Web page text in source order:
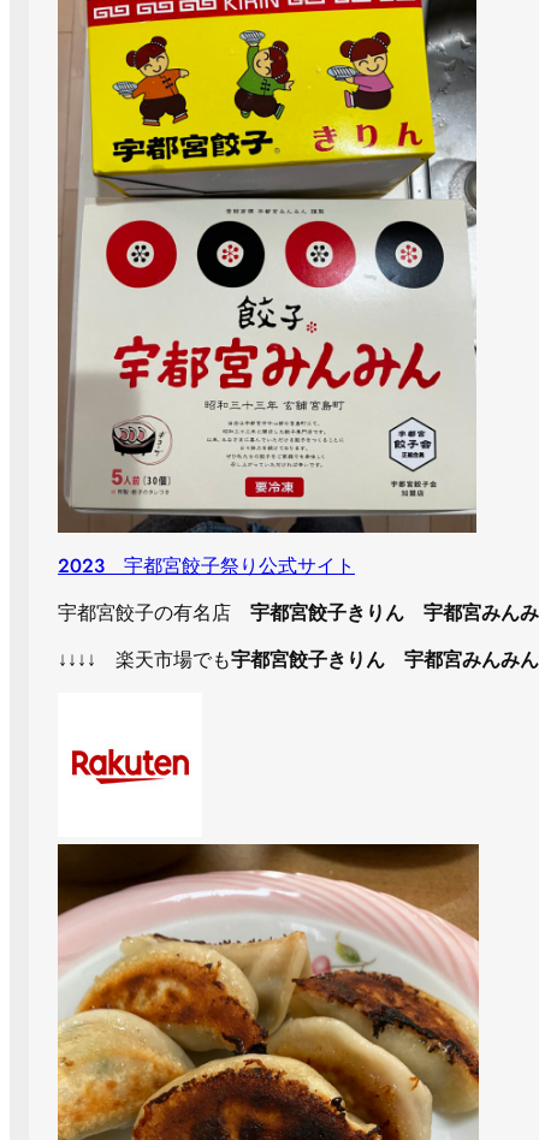
2023 宇都宮餃子祭り公式サイト
宇都宮餃子の有名店 宇都宮餃子きりん
宇都宮みん
↓↓↓↓ 楽天市場でも宇都宮餃子きりん 宇都宮みんみん